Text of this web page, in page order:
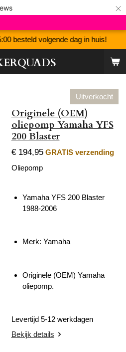
×
besteld volgende dag in huis!
Uitverkocht
Originele (OEM)
oliepomp Yamaha YFS
200 Blaster
€ 194,95 GRATIS verzending
Oliepomp
Yamaha YFS 200 Blaster
1988-2006
Merk: Yamaha
Originele (OEM) Yamaha
oliepomp.
Levertijd 5-12 werkdagen
Bekijk details